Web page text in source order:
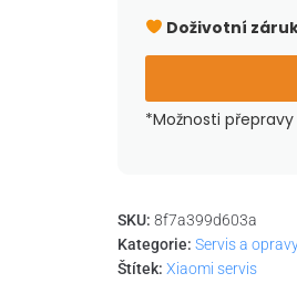
Doživotní
*Možnosti
SKU: 8f7a399d603a
Kategorie: Servis a
Štítek: Xiaomi servis